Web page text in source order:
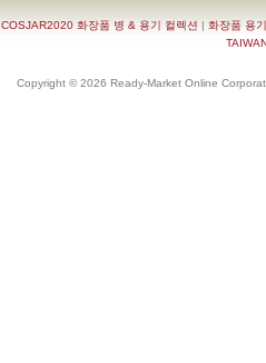
COSJAR2020 화장품 병 & 용기 컬렉션 | 화장품 용
Copyright © 2026 Ready-Market Online